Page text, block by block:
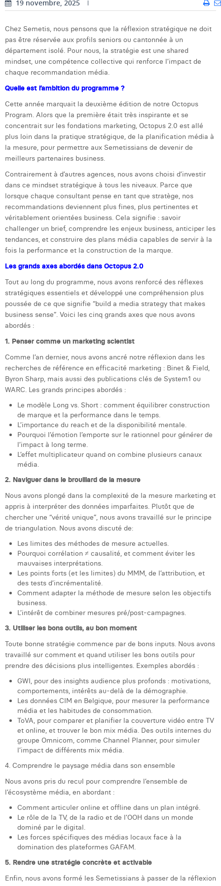
Diane Tremouroux
Edouard Polet
Elio Civalleri
Floriane Defacqz
Hanne Van Loock
Janne Beke
Jonas Geiregat
Justine Cremer
Laura Rooseleer
Laura Verhelst
Lena Pignoloni
Leonard Dierickx
Linda Kraim
Lisa Protin
Louis Nassogne
Lucas Taels
Manon Houppertz
Margaux Marien
Margaux Snakkers
Matthias Langenaeker
Ninon Chevalier
Olivia Lohest
Pieter Maesmans
Sebastiaan Reeskamp
Sven Bosschem
Thomas Kurevic
Thomas Riis
Victor Hayot
William Rezette
Yaël Vanhoe
19 novembre, 2025
Chez Semetis, nous pensons que la réflexion stratégique ne doit
pas être réservée aux profils seniors ou cantonnée à un
département isolé. Pour nous, la stratégie est une shared
mindset, une compétence collective qui renforce l’impact de
chaque recommandation média.
Quelle est l’ambition du programme ?
Cette année marquait la deuxième édition de notre Octopus
Program. Alors que la première était très inspirante et se
concentrait sur les fondations marketing, Octopus 2.0 est allé
plus loin dans la pratique stratégique, de la planification média à
la mesure, pour permettre aux Semetissians de devenir de
meilleurs partenaires business.
Contrairement à d’autres agences, nous avons choisi d’investir
dans ce mindset stratégique à tous les niveaux. Parce que
lorsque chaque consultant pense en tant que stratège, nos
recommandations deviennent plus fines, plus pertinentes et
véritablement orientées business. Cela signifie : savoir
challenger un brief, comprendre les enjeux business, anticiper les
tendances, et construire des plans média capables de servir à la
fois la performance et la construction de la marque.
Les grands axes abordés dans Octopus 2.0
Tout au long du programme, nous avons renforcé des réflexes
stratégiques essentiels et développé une compréhension plus
poussée de ce que signifie “build a media strategy that makes
business sense”. Voici les cinq grands axes que nous avons
abordés :
1. Penser comme un marketing scientist
Comme l’an dernier, nous avons ancré notre réflexion dans les
recherches de référence en efficacité marketing : Binet & Field,
Byron Sharp, mais aussi des publications clés de System1 ou
WARC. Les grands principes abordés :
Le modèle Long vs. Short : comment équilibrer construction
de marque et la performance dans le temps.
L’importance du reach et de la disponibilité mentale.
Pourquoi l’émotion l’emporte sur le rationnel pour générer de
l’impact à long terme.
L’effet multiplicateur quand on combine plusieurs canaux
média.
2. Naviguer dans le brouillard de la mesure
Nous avons plongé dans la complexité de la mesure marketing et
appris à interpréter des données imparfaites. Plutôt que de
chercher une “vérité unique”, nous avons travaillé sur le principe
de triangulation. Nous avons discuté de:
Les limites des méthodes de mesure actuelles.
Pourquoi corrélation ≠ causalité, et comment éviter les
mauvaises interprétations.
Les points forts (et les limites) du MMM, de l’attribution, et
des tests d’incrémentalité.
Comment adapter la méthode de mesure selon les objectifs
business.
L’intérêt de combiner mesures pré/post-campagnes.
3. Utiliser les bons outils, au bon moment
Toute bonne stratégie commence par de bons inputs. Nous avons
travaillé sur comment et quand utiliser les bons outils pour
prendre des décisions plus intelligentes. Exemples abordés :
GWI, pour des insights audience plus profonds : motivations,
comportements, intérêts au-delà de la démographie.
Les données CIM en Belgique, pour mesurer la performance
média et les habitudes de consommation.
ToVA, pour comparer et planifier la couverture vidéo entre TV
et online, et trouver le bon mix média. Des outils internes du
groupe Omnicom, comme Channel Planner, pour simuler
l’impact de différents mix média.
4. Comprendre le paysage média dans son ensemble
Nous avons pris du recul pour comprendre l’ensemble de
l’écosystème média, en abordant :
Comment articuler online et offline dans un plan intégré.
Le rôle de la TV, de la radio et de l’OOH dans un monde
dominé par le digital.
Les forces spécifiques des médias locaux face à la
domination des plateformes GAFAM.
5. Rendre une stratégie concrète et activable
Enfin, nous avons formé les Semetissians à passer de la réflexion